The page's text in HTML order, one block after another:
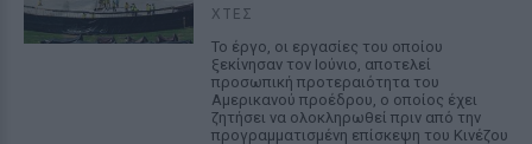
ΧΤΕΣ
Το έργο, οι εργασίες του οποίου
ξεκίνησαν τον Ιούνιο, αποτελεί
προσωπική προτεραιότητα του
Αμερικανού προέδρου, ο οποίος έχει
ζητήσει να ολοκληρωθεί πριν από την
προγραμματισμένη επίσκεψη του Κινέζου